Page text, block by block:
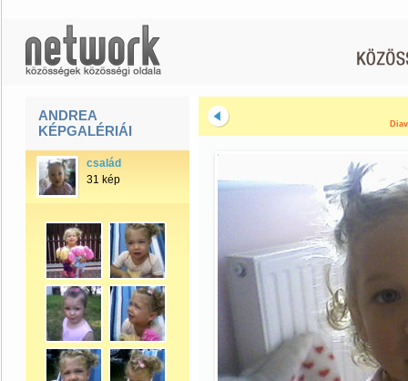
ANDREA
KÉPGALÉRIÁI
család
31 kép